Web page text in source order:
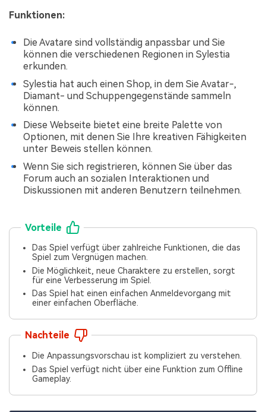
Funktionen:
Die Avatare sind vollständig anpassbar und Sie
können die verschiedenen Regionen in Sylestia
erkunden.
Sylestia hat auch einen Shop, in dem Sie Avatar-,
Diamant- und Schuppengegenstände sammeln
können.
Diese Webseite bietet eine breite Palette von
Optionen, mit denen Sie Ihre kreativen Fähigkeiten
unter Beweis stellen können.
Wenn Sie sich registrieren, können Sie über das
Forum auch an sozialen Interaktionen und
Diskussionen mit anderen Benutzern teilnehmen.
Vorteile
Das Spiel verfügt über zahlreiche Funktionen, die das
Spiel zum Vergnügen machen.
Die Möglichkeit, neue Charaktere zu erstellen, sorgt
für eine Verbesserung im Spiel.
Das Spiel hat einen einfachen Anmeldevorgang mit
einer einfachen Oberfläche.
Nachteile
Die Anpassungsvorschau ist kompliziert zu verstehen.
Das Spiel verfügt nicht über eine Funktion zum Offline
Gameplay.